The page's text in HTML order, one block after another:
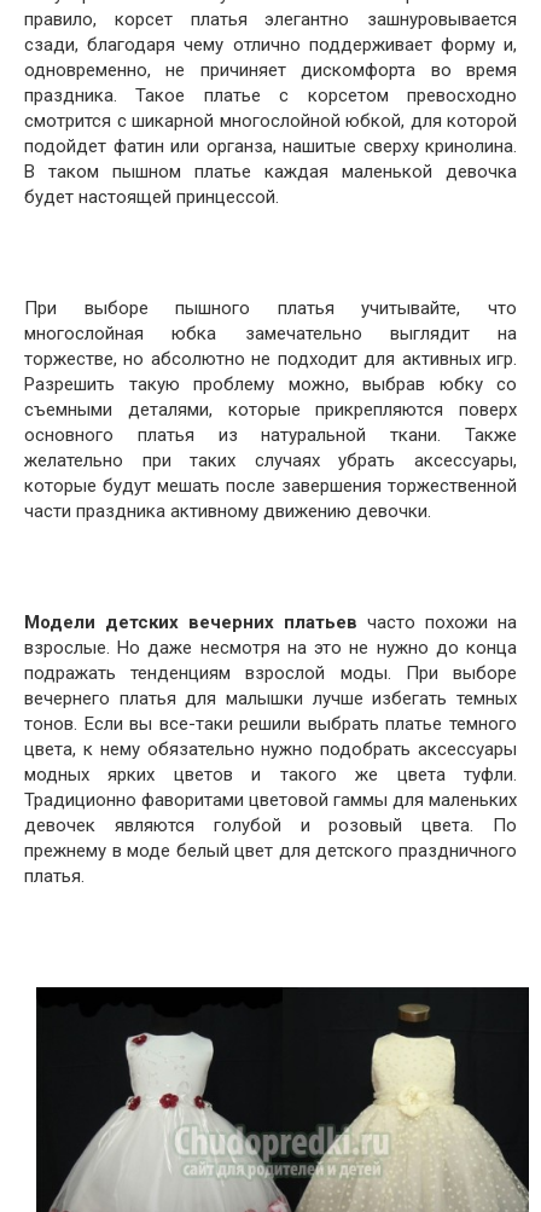
правило, корсет платья элегантно зашнуровывается
сзади, благодаря чему отлично поддерживает форму и,
одновременно, не причиняет дискомфорта во время
праздника. Такое платье с корсетом превосходно
смотрится с шикарной многослойной юбкой, для которой
подойдет фатин или органза, нашитые сверху кринолина.
В таком пышном платье каждая маленькой девочка
будет настоящей принцессой.
При выборе пышного платья учитывайте, что
многослойная юбка замечательно выглядит на
торжестве, но абсолютно не подходит для активных игр.
Разрешить такую проблему можно, выбрав юбку со
съемными деталями, которые прикрепляются поверх
основного платья из натуральной ткани. Также
желательно при таких случаях убрать аксессуары,
которые будут мешать после завершения торжественной
части праздника активному движению девочки.
Модели детских вечерних платьев часто похожи на
взрослые. Но даже несмотря на это не нужно до конца
подражать тенденциям взрослой моды. При выборе
вечернего платья для малышки лучше избегать темных
тонов. Если вы все-таки решили выбрать платье темного
цвета, к нему обязательно нужно подобрать аксессуары
модных ярких цветов и такого же цвета туфли.
Традиционно фаворитами цветовой гаммы для маленьких
девочек являются голубой и розовый цвета. По
прежнему в моде белый цвет для детского праздничного
платья.